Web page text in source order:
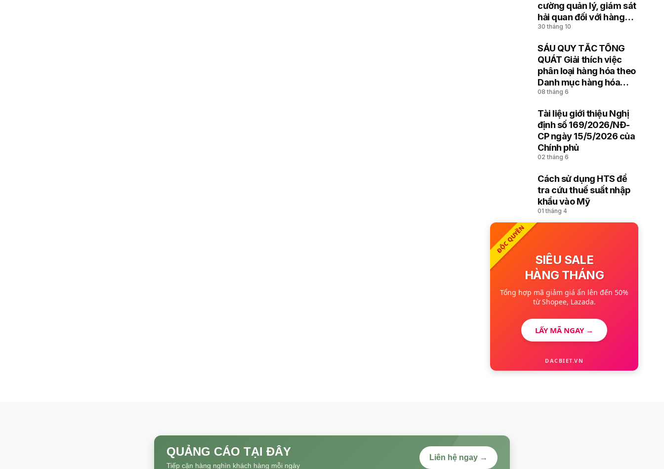
cường quản lý, giám sát
hải quan đối với hàng
hóa đưa vào lưu giữ,
30 tháng 10
SÁU QUY TẮC TỔNG
QUÁT Giải thích việc
phân loại hàng hóa theo
Danh mục hàng hóa
xuất khẩu, nhập khẩu
thống hài hòa mô tả và
mã hóa hàng hóa (HS)
của Tổ chức Hải quan
thế giới
08 tháng 6
Tài liệu giới thiệu Nghị
định số 169/2026/NĐ-
CP ngày 15/5/2026 của
Chính phủ
02 tháng 6
Cách sử dụng HTS để
tra cứu thuế suất nhập
khẩu vào Mỹ
01 tháng 4
ĐỘC QUYỀN
SIÊU SALE
HÀNG THÁNG
Tổng hợp mã giảm giá ẩn lên đến 50%
từ Shopee, Lazada.
LẤY MÃ NGAY →
DACBIET.VN
QUẢNG CÁO TẠI ĐÂY
Tiếp cận hàng nghìn khách hàng mỗi ngày
Liên hệ ngay →